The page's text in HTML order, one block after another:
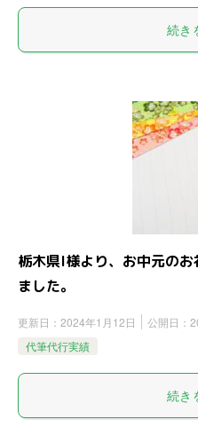
続き
栃木県I様より、お中元の
ました。
更新日： 2024年1月12日 公開日：
代筆代行実績
続き